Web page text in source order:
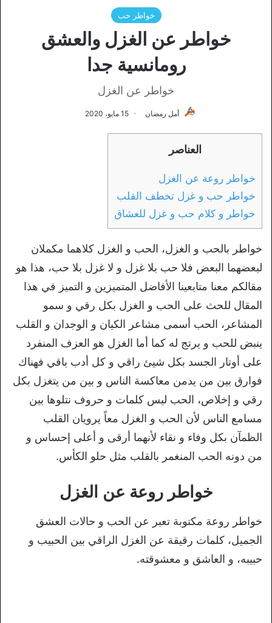
خواطر حب
خواطر عن الغزل والعشق
رومانسية جدا
خواطر عن الغزل
أمل رمضان 15 مايو، 2020
العناصر
خواطر روعة عن الغزل
خواطر حب و غزل تخطف القلب
خواطر و كلام حب و غزل للعشاق
خواطر بالحب و الغزل، الحب و الغزل كلاهما مكملان
لبعضهما البعض فلا حب بلا غزل و لا غزل بلا حب، هذا هو
مقالكم معنا متابعينا الأفاضل المتميزين و التميز في هذا
المقال للحث على الحب و الغزل بكل رقي و سمو
المشاعر، الحب أسمى مشاعر الكيان و الوجدان و القلب
ينبض للحب و يرتج له كما أما الغزل هو العزف المنفرد
على أوتار الجسد بكل شيئ راقي و كل أدب باقي فهناك
فوارق بين من يدمن معاكسة الناس و بين من يتغزل بكل
رقي و إخلاص، الحب ليس كلمات و حروف نتلوها بين
مسامع الناس لأن الحب و الغزل معاً يرويان القلب
الظمآن بكل وفاء و نقاء لأنهما أرقى و أعلى إحساس و
من دونه الحب المنغمر بالقلب مثل حلو الكأس.
خواطر روعة عن الغزل
خواطر روعة مكتوبة تعبر عن الحب و حالات العشق
الجميل، كلمات رقيقة عن الغزل الراقي بين الحبيب و
حبيبه، و العاشق و معشوقته.